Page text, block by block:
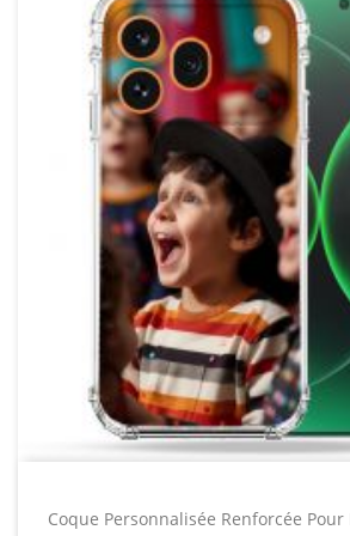
pouvez ajouter des coques
votre collection. Par exemple,
pour une coque de téléphone
absorbant les chocs. Elle gardera
en sécurité pendant vos activités
Cependant, l’apparence de votre
doit pas uniquement dépendre de
l’occasion spécifique dans
Votre style personnel et vos
jouent également un rôle, que vous
housse en cuir, une coque en
housse de style portefeuille. Le plus
protection, vous pouvez
téléphone Huawei en un produit
en un rien de temps. Choisissez
Honor 400 5G -
Coque / housse
personnalisée
Honor 90 Lite 5G -
Coque / housse
personnalisée
-
Coque Personnalisée Renforcée Pour